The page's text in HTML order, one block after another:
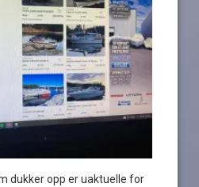
dukker opp er uaktuelle for